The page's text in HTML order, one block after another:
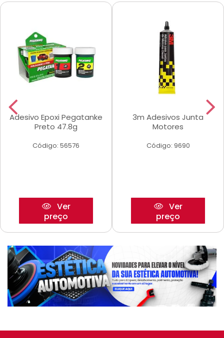
Adesivo Epoxi Pegatanke
Preto 47.8g
Código: 56576
Ver
preço
3m Adesivos Junta
Motores
Código: 9690
Ver
preço